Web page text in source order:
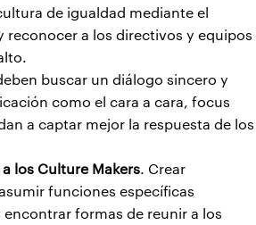
de igualdad mediante el
a los directivos y equipos
buscar un diálogo sincero y
como el cara a cara, focus
a captar mejor la respuesta de los
los Culture Makers. Crear
funciones específicas
formas de reunir a los